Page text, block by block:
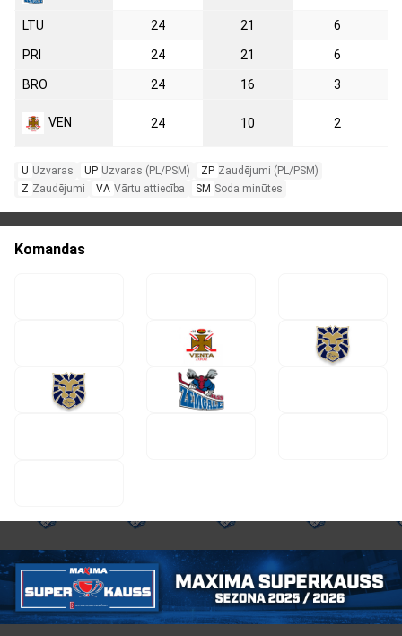
LTU 24 21 6
PRI 24 21 6
BRO 24 16 3
VEN 24 10 2
U Uzvaras UP Uzvaras (PL/PSM) ZP Zaudējumi (PL/PSM)
Z Zaudējumi VA Vārtu attiecība SM Soda minūtes
Komandas